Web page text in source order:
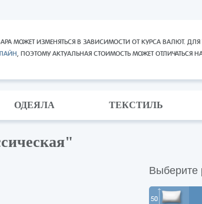
МОЖЕТ ИЗМЕНЯТЬСЯ В ЗАВИСИМОСТИ ОТ КУРСА ВАЛЮТ. ДЛЯ
, ПОЭТОМУ АКТУАЛЬНАЯ СТОИМОСТЬ МОЖЕТ ОТЛИЧАТЬСЯ
ОДЕЯЛА ТЕКСТИЛЬ
Выберите